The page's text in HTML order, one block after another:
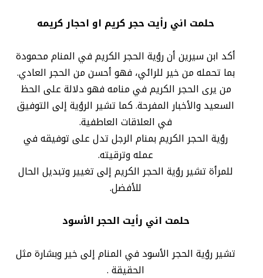
حلمت اني رأيت حجر كريم او احجار كريمه
أكد ابن سيرين أن رؤية الحجر الكريم في المنام محمودة
بما تحمله من خير للرائي، فهو أحسن من الحجر العادي.
من يرى الحجر الكريم في منامه فهو دلالة على الحظ
السعيد والأخبار المفرحة. كما تشير الرؤية إلى التوفيق
في العلاقات العاطفية.
رؤية الحجر الكريم بمنام الرجل تدل على توفيقه في
عمله وترقيته.
للمرأة تشير رؤية الحجر الكريم إلى تغيير وتبديل الحال
للأفضل.
حلمت اني رأيت الحجر الأسود
تشير رؤية الحجر الأسود في المنام إلى خير وبشارة مثل
الحقيقة .